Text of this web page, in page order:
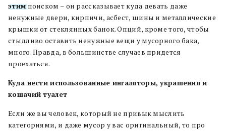
этимпоиском – он рассказывает куда девать даже
ненужные двери, кирпичи, асбест, шины и металлические
крышки от стеклянных банок. Опций, кроме того, чтобы
стыдливо оставить ненужные вещи у мусорного бака,
много. Правда, в большинстве случаев придется
проехаться.
Куда нести использованные ингаляторы, украшения и
кошачий туалет
Если же вы человек, который не привык мыслить
категориями, и даже мусор у вас оригинальный, то про